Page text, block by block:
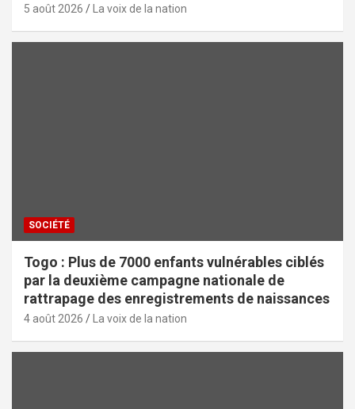
5 août 2026 La voix de la nation
SOCIÉTÉ
Togo : Plus de 7000 enfants vulnérables ciblés
par la deuxième campagne nationale de
rattrapage des enregistrements de naissances
4 août 2026 La voix de la nation